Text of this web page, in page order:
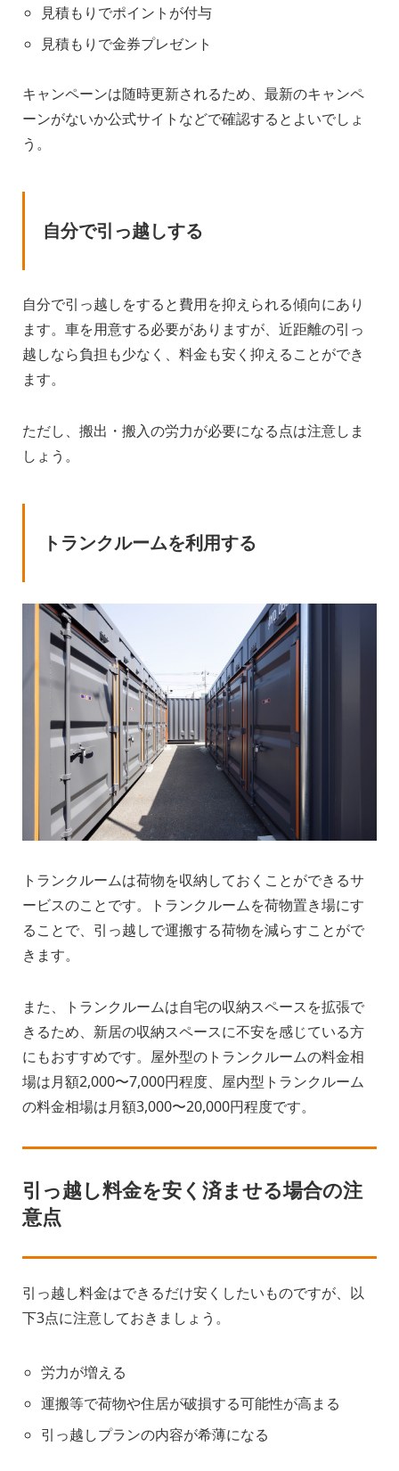
見積もりでポイントが付与
見積もりで金券プレゼント
キャンペーンは随時更新されるため、最新のキャンペ
ーンがないか公式サイトなどで確認するとよいでしょ
う。
自分で引っ越しする
自分で引っ越しをすると費用を抑えられる傾向にあり
ます。車を用意する必要がありますが、近距離の引っ
越しなら負担も少なく、料金も安く抑えることができ
ます。
ただし、搬出・搬入の労力が必要になる点は注意しま
しょう。
トランクルームを利用する
トランクルームは荷物を収納しておくことができるサ
ービスのことです。トランクルームを荷物置き場にす
ることで、引っ越しで運搬する荷物を減らすことがで
きます。
また、トランクルームは自宅の収納スペースを拡張で
きるため、新居の収納スペースに不安を感じている方
にもおすすめです。屋外型のトランクルームの料金相
場は月額2,000〜7,000円程度、屋内型トランクルーム
の料金相場は月額3,000〜20,000円程度です。
引っ越し料金を安く済ませる場合の注
意点
引っ越し料金はできるだけ安くしたいものですが、以
下3点に注意しておきましょう。
労力が増える
運搬等で荷物や住居が破損する可能性が高まる
引っ越しプランの内容が希薄になる